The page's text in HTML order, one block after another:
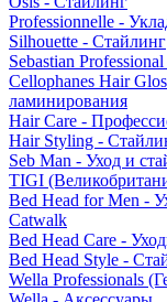
Professionnelle -
Silhouette - Стайлинг
Sebastian
Cellophanes Hair
ламинирования
Hair Care -
Hair Styling -
Seb Man - Уход и
TIGI
Bed Head for Men -
Catwalk
Bed Head Care -
Bed Head Style -
Wella Professionals